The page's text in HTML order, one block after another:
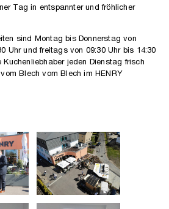
Tag in entspannter und fröhlicher
sind Montag bis Donnerstag von
Uhr und freitags von 09:30 Uhr bis 14:30
Kuchenliebhaber jeden Dienstag frisch
Blech vom Blech im HENRY